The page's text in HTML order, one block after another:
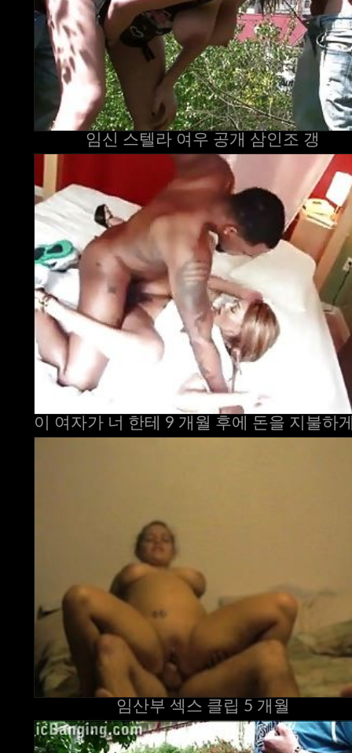
임신 스텔라 여우 공개 삼인조 갱
임산부 섹스 클립 5 개월